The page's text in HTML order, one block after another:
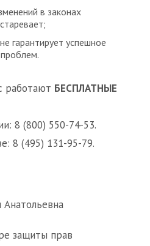
в законах
гарантирует успешное
работают БЕСПЛАТНЫЕ
8 (800) 550-74-53.
8 (495) 131-95-79.
защиты прав